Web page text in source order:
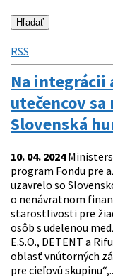
RSS
Na
utečencov
Slovenská
10. 04. 2024
program Fondu pre
uzavrelo so
o nenávratnom
starostlivosti pre
osôb s udelenou
E.S.O., DETENT a
oblasť vnútorných
pre cieľovú